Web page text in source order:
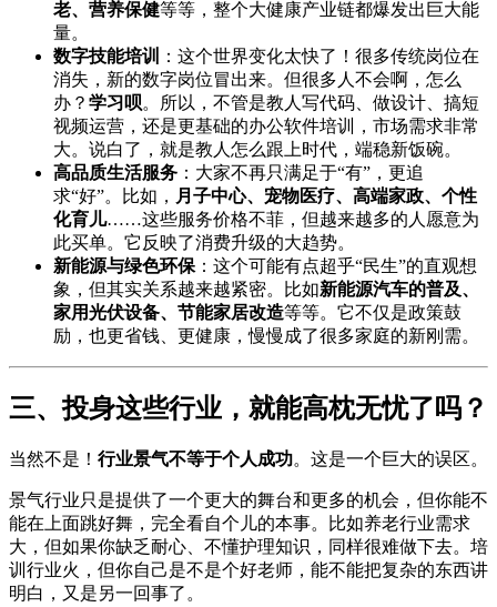
老、营养保健等等，整个大健康产业链都爆发出巨大能
量。
数字技能培训
：这个世界变化太快了！很多传统岗位在
消失，新的数字岗位冒出来。但很多人不会啊，怎么
办？ 学习呗。所以，不管是教人写代码、做设计、搞短
视频运营，还是更基础的办公软件培训，市场需求非常
大。说白了，就是教人怎么跟上时代，端稳新饭碗。
高品质生活服务 ：大家不再只满足于“有”，更追
求“好”。比如， 月子中心、宠物医疗、高端家政、个性
化育儿……这些服务价格不菲，但越来越多的人愿意为
此买单。它反映了消费升级的大趋势。
新能源与绿色环保 ：这个可能有点超乎“民生”的直观想
象，但其实关系越来越紧密。比如新能源汽车的普及、
家用光伏设备、节能家居改造等等。它不仅是政策鼓
励，也更省钱、更健康，慢慢成了很多家庭的新刚需。
三、投身这些行业，就能高枕无忧了吗？
当然不是！ 行业景气不等于个人成功。这是一个巨大的误区。
景气行业只是提供了一个更大的舞台和更多的机会，但你能不
能在上面跳好舞，完全看自个儿的本事。比如养老行业需求
大，但如果你缺乏耐心、不懂护理知识，同样很难做下去。培
训行业火，但你自己是不是个好老师，能不能把复杂的东西讲
明白，又是另一回事了。